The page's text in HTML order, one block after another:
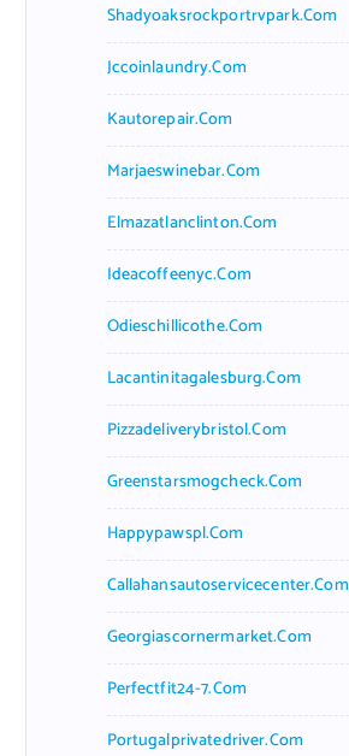
Shadyoaksrockportrvpark.com
Jccoinlaundry.com
Kautorepair.com
Marjaeswinebar.com
Elmazatlanclinton.com
Ideacoffeenyc.com
Odieschillicothe.com
Lacantinitagalesburg.com
Pizzadeliverybristol.com
Greenstarsmogcheck.com
Happypawspl.com
Callahansautoservicecenter.com
Georgiascornermarket.com
Perfectfit24-7.com
Portugalprivatedriver.com